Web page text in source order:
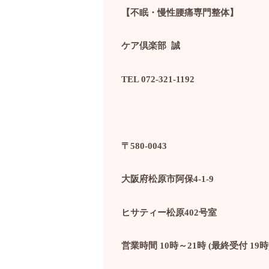
【不眠・慢性腰痛専門整体】
ケア倶楽部 誠
TEL 072-321-1192
〒580-0043
大阪府松原市阿保4-1-9
ヒサティー松原402号室
営業時間 10時～21 時(最終受付19時